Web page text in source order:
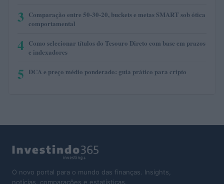
3 Comparação entre 50-30-20, buckets e metas SMART sob ótica
comportamental
4 Como selecionar títulos do Tesouro Direto com base em prazos
e indexadores
5 DCA e preço médio ponderado: guia prático para cripto
O novo portal para o mundo das finanças. Insights,
notícias, comparações e estatísticas.